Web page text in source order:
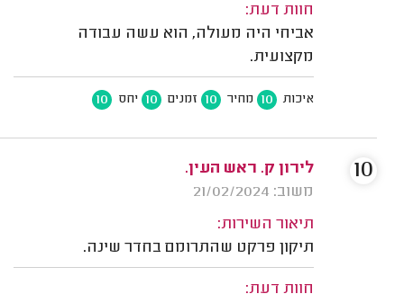
חוות דעת:
אביחי היה מעולה, הוא עשה עבודה
מקצועית.
איכות 10 מחיר 10 זמנים 10 יחס 10
לירון ק. ראש העין.
משוב: 21/02/2024
תיאור השירות:
תיקון פרקט שהתרומם בחדר שינה.
חוות דעת:
10